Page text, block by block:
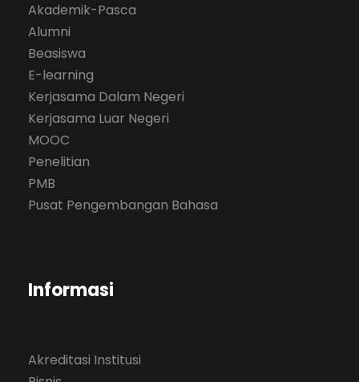
Akademik-Pasca
Alumni
Beasiswa
E-learning
Kerjasama Dalam Negeri
Kerjasama Luar Negeri
MOOC
Penelitian
PMB
Pusat Pengembangan Bahasa
Informasi
Akreditasi Institusi